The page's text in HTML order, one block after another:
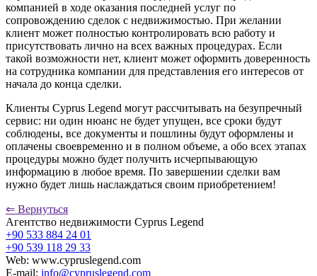
компанией в ходе оказания последней услуг по
сопровождению сделок с недвижимостью. При желании
клиент может полностью контролировать всю работу и
присутствовать лично на всех важных процедурах. Если
такой возможности нет, клиент может оформить доверенность
на сотрудника компании для представления его интересов от
начала до конца сделки.
Клиенты Cyprus Legend могут рассчитывать на безупречный
сервис: ни один нюанс не будет упущен, все сроки будут
соблюдены, все документы и пошлины будут оформлены и
оплачены своевременно и в полном объеме, а обо всех этапах
процедуры можно будет получить исчерпывающую
информацию в любое время. По завершении сделки вам
нужно будет лишь наслаждаться своим приобретением!
⇐ Вернуться
Агентство недвижимости Cyprus Legend
+90 533 884 24 01
+90 539 118 29 33
Web: www.cypruslegend.com
E-mail: info@cypruslegend.com